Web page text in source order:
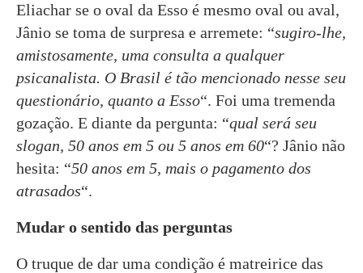
Eliachar se o oval da Esso é mesmo oval ou aval,
Jânio se toma de surpresa e arremete: “sugiro-lhe,
amistosamente, uma consulta a qualquer
psicanalista. O Brasil é tão mencionado nesse seu
questionário, quanto a Esso“. Foi uma tremenda
gozação. E diante da pergunta: “qual será seu
slogan, 50 anos em 5 ou 5 anos em 60“? Jânio não
hesita: “50 anos em 5, mais o pagamento dos
atrasados“.
Mudar o sentido das perguntas
O truque de dar uma condição é matreirice das